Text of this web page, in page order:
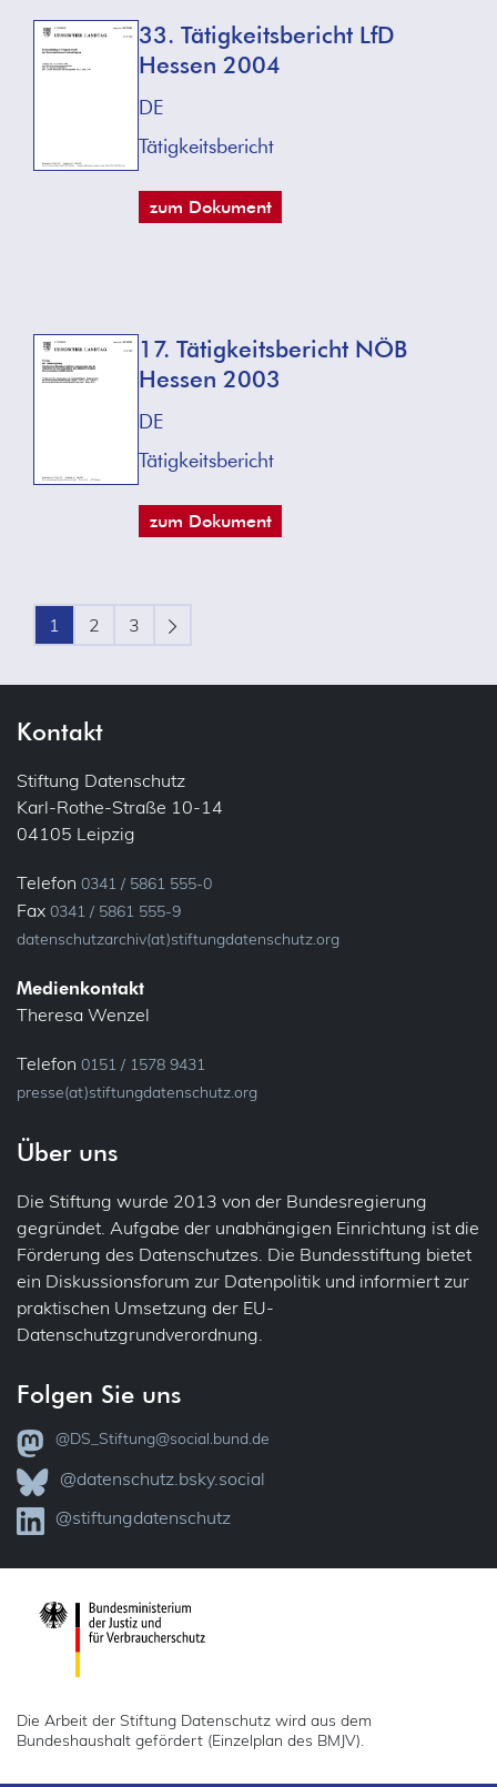
33. Tätigkeitsbericht LfD
Hessen 2004
DE
Tätigkeitsbericht
zum Dokument
17. Tätigkeitsbericht NÖB
Hessen 2003
DE
Tätigkeitsbericht
zum Dokument
1 2 3
Kontakt
Stiftung Datenschutz
Karl-Rothe-Straße 10-14
04105 Leipzig
Telefon 0341 / 5861 555-0
Fax 0341 / 5861 555-9
datenschutzarchiv(at)stiftungdatenschutz.org
Medienkontakt
Theresa Wenzel
Telefon 0151 / 1578 9431
presse(at)stiftungdatenschutz.org
Über uns
Die Stiftung wurde 2013 von der Bundesregierung
gegründet. Aufgabe der unabhängigen Einrichtung ist die
Förderung des Datenschutzes. Die Bundesstiftung bietet
ein Diskussionsforum zur Datenpolitik und informiert zur
praktischen Umsetzung der EU-
Datenschutzgrundverordnung.
Folgen Sie uns
@DS_Stiftung@social.bund.de
@datenschutz.bsky.social
@stiftungdatenschutz
Die Arbeit der Stiftung Datenschutz wird aus dem
Bundeshaushalt gefördert (Einzelplan des BMJV).